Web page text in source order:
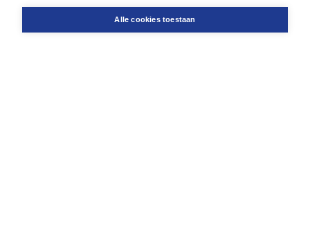
Alle cookies toestaan